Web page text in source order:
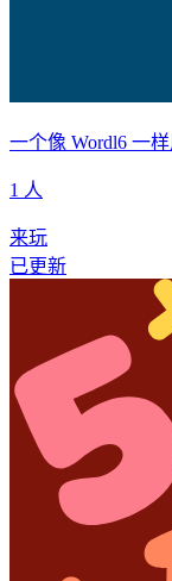
一个像 Wordl6 一
1 人
来玩
已更新